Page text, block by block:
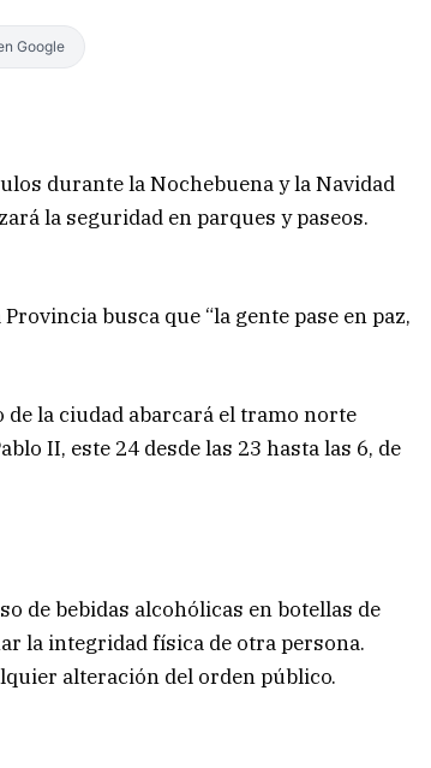
Google
durante la Nochebuena y la Navidad
la seguridad en parques y paseos.
busca que “la gente pase en paz,
de la ciudad abarcará el tramo norte
II, este 24 desde las 23 hasta las 6, de
de bebidas alcohólicas en botellas de
la integridad física de otra persona.
alteración del orden público.